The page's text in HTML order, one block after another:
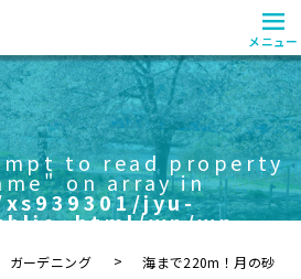
≡
メニュー
to read property
on array in
jyu-
wp/wp-
line757
ガーデニング
海まで220m！月の砂